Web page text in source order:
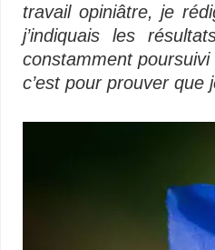
travail opiniâtre, je
j’indiquais les
constamment
c’est pour prouver que